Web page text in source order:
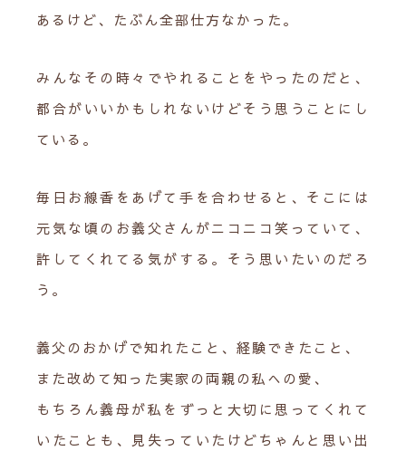
あるけど、たぶん全部仕方なかった。
みんなその時々でやれることをやったのだと、
都合がいいかもしれないけどそう思うことにし
ている。
毎日お線香をあげて手を合わせると、そこには
元気な頃のお義父さんがニコニコ笑っていて、
許してくれてる気がする。そう思いたいのだろ
う。
義父のおかげで知れたこと、経験できたこと、
また改めて知った実家の両親の私への愛、
もちろん義母が私をずっと大切に思ってくれて
いたことも、見失っていたけどちゃんと思い出